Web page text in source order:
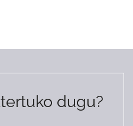
dugu?